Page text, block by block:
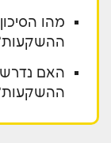
מהו
האם